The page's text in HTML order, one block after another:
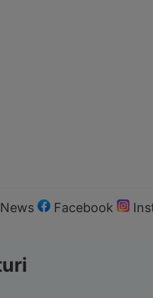
Facebook